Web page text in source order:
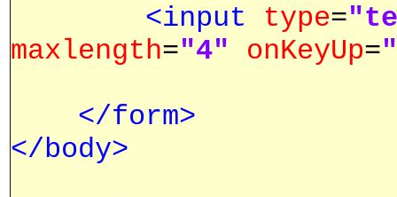
<input
type=
maxlength="4" onKeyUp=
</form>
</body>